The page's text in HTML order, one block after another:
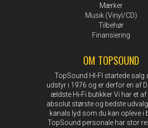
Mærker
Musik (Vinyl/CD)
Tilbehør
Finansiering
OM TOPSOUND
TopSound HI-FI startede salg
udstyr i 1976 og er derfor en af
ældste Hi-Fi butikker Vi har et
absolut største og bedste
kanals lyd som du kan opleve i
TopSound personale har stor